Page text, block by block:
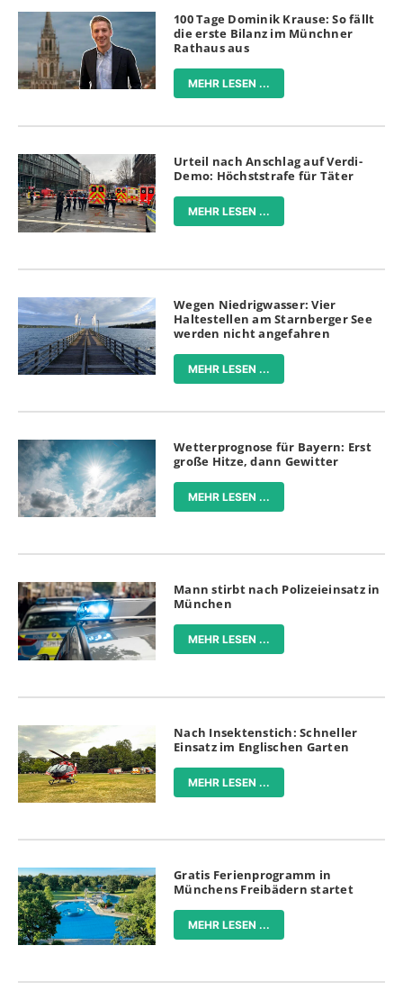
100 Tage Dominik Krause: So fällt
die erste Bilanz im Münchner
Rathaus aus
MEHR LESEN ...
Urteil nach Anschlag auf Verdi-
Demo: Höchststrafe für Täter
MEHR LESEN ...
Wegen Niedrigwasser: Vier
Haltestellen am Starnberger See
werden nicht angefahren
MEHR LESEN ...
Wetterprognose für Bayern: Erst
große Hitze, dann Gewitter
MEHR LESEN ...
Mann stirbt nach Polizeieinsatz in
München
MEHR LESEN ...
Nach Insektenstich: Schneller
Einsatz im Englischen Garten
MEHR LESEN ...
Gratis Ferienprogramm in
Münchens Freibädern startet
MEHR LESEN ...